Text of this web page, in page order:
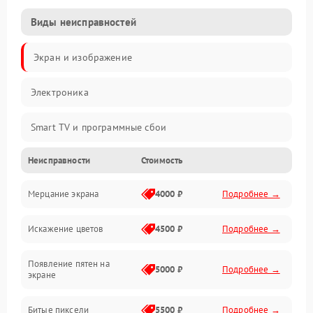
Виды неисправностей
Экран и изображение
Электроника
Smart TV и программные сбои
Питание и запуск
Подсветка и LED-модули
Звук и аудиосистема
Сигнал и приём каналов
Неисправности Стоимость
Мерцание экрана 4000 ₽ Подробнее →
Искажение цветов 4500 ₽ Подробнее →
Появление пятен на
экране
5000 ₽ Подробнее →
Битые пиксели 5500 ₽ Подробнее →